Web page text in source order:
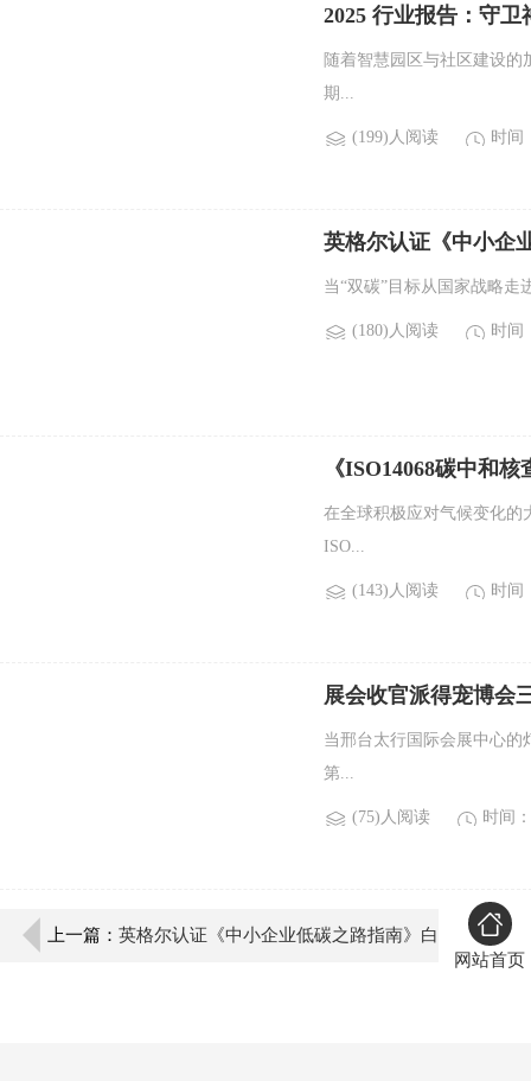
2025 行业报告：守卫
随着智慧园区与社区建设
期...
(199)人阅读 时间
英格尔认证《中小企
当“双碳”目标从国家战略
(180)人阅读 时间
《ISO14068碳中和
在全球积极应对气候变化的
ISO...
(143)人阅读 时间
展会收官派得宠博会
当邢台太行国际会展中心的
第...
(75)人阅读 时间
上一篇： 英格尔认证《中小企业低碳之路指南》白
网站首页